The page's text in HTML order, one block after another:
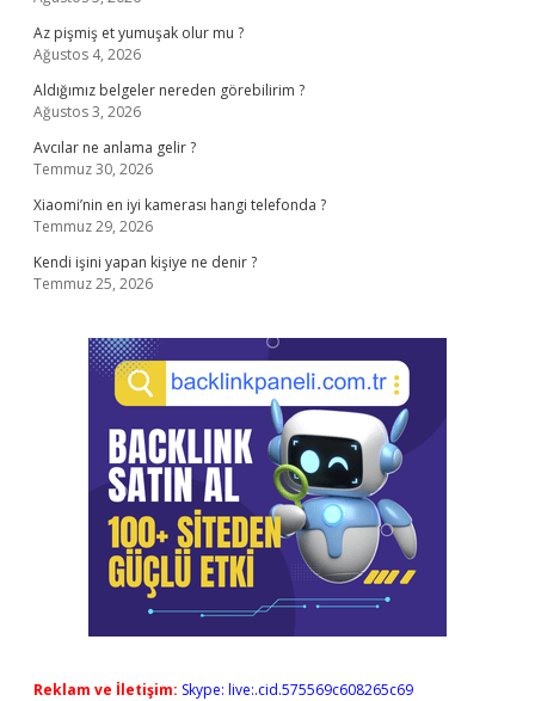
Az pişmiş et yumuşak olur mu ?
Ağustos 4, 2026
Aldığımız belgeler nereden görebilirim ?
Ağustos 3, 2026
Avcılar ne anlama gelir ?
Temmuz 30, 2026
Xiaomi’nin en iyi kamerası hangi telefonda ?
Temmuz 29, 2026
Kendi işini yapan kişiye ne denir ?
Temmuz 25, 2026
Reklam ve İletişim: Skype: live:.cid.575569c608265c69